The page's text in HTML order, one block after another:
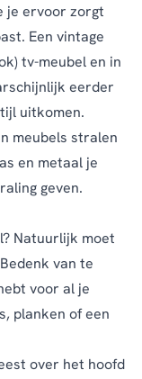
je ervoor zorgt
Een vintage
tv-meubel en in
eerder
uitkomen.
meubels stralen
en metaal je
geven.
Natuurlijk moet
van te
voor al je
planken of een
over het hoofd